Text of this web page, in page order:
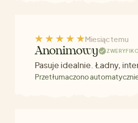
Miesiąc temu
Anonimowy
Pasuje idealnie. Ładny,
Przetłumaczono